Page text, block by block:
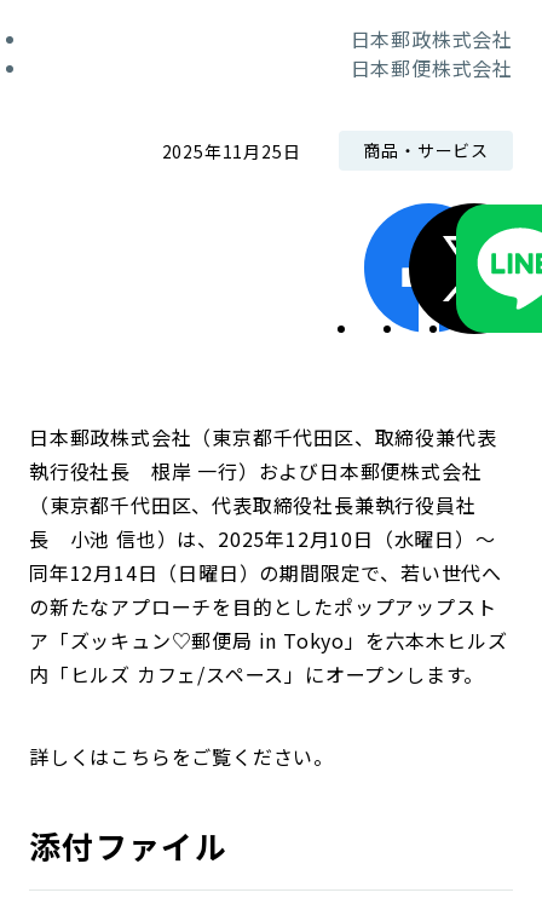
日本郵政株式会社
日本郵便株式会社
2025年11月25日 商品・サービス
日本郵政株式会社（東京都千代田区、取締役兼代表
執行役社長 根岸 一行）および日本郵便株式会社
（東京都千代田区、代表取締役社長兼執行役員社
長 小池 信也）は、2025年12月10日（水曜日）～
同年12月14日（日曜日）の期間限定で、若い世代へ
の新たなアプローチを目的としたポップアップスト
ア「ズッキュン♡郵便局 in Tokyo」を六本木ヒルズ
内「ヒルズ カフェ/スペース」にオープンします。
詳しくはこちらをご覧ください。
添付ファイル